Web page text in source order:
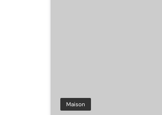
Maison